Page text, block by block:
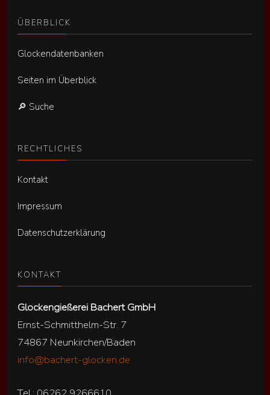
ÜBERBLICK
Glockendatenbanken
Seiten im Überblick
🔎 Suche
RECHTLICHES
Kontakt
Impressum
Datenschutzerklärung
KONTAKT
Glockengießerei Bachert GmbH
Ernst-Schmitthelm-Str. 7
74867 Neunkirchen/Baden
info@bachert-glocken.de